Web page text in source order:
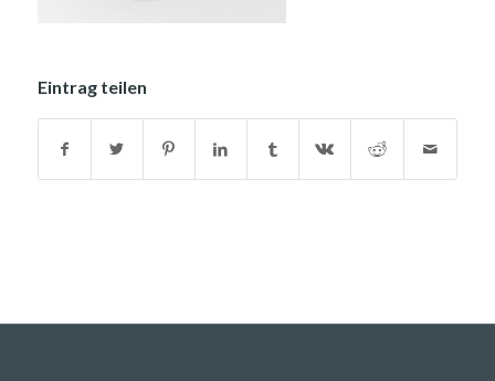
Eintrag teilen